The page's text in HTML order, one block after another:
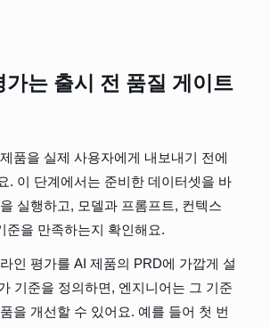
가는 출시 전 품질 게이트
품을 실제 사용자에게 내보내기 전에
. 이 단계에서는 준비한 데이터셋을 바
실행하고, 모델과 프롬프트, 컨텍스
준을 만족하는지 확인해요.
인 평가를 AI 제품의 PRD에 가깝게 설
기준을 정의하면, 엔지니어는 그 기준
을 개선할 수 있어요. 예를 들어 첫 번